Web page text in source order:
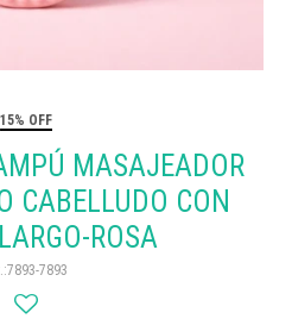
15% OFF
MASAJEADOR
CABELLUDO CON
ROSA
7893-7893